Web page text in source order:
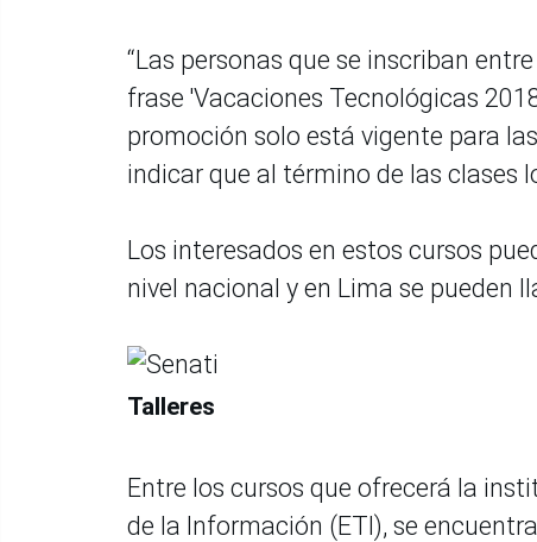
“Las personas que se inscriban
frase 'Vacaciones Tecnológicas
promoción solo está vigente para
indicar que al término de las clases
Los interesados en estos cursos
nivel nacional y en Lima se pueden
Talleres
Entre los cursos que ofrecerá la
de la Información (ETI), se